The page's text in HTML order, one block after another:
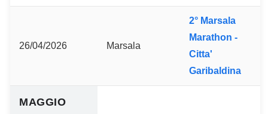
26/04/2026 Marsala
2° Marsala
Marathon -
Citta'
Garibaldina
MAGGIO